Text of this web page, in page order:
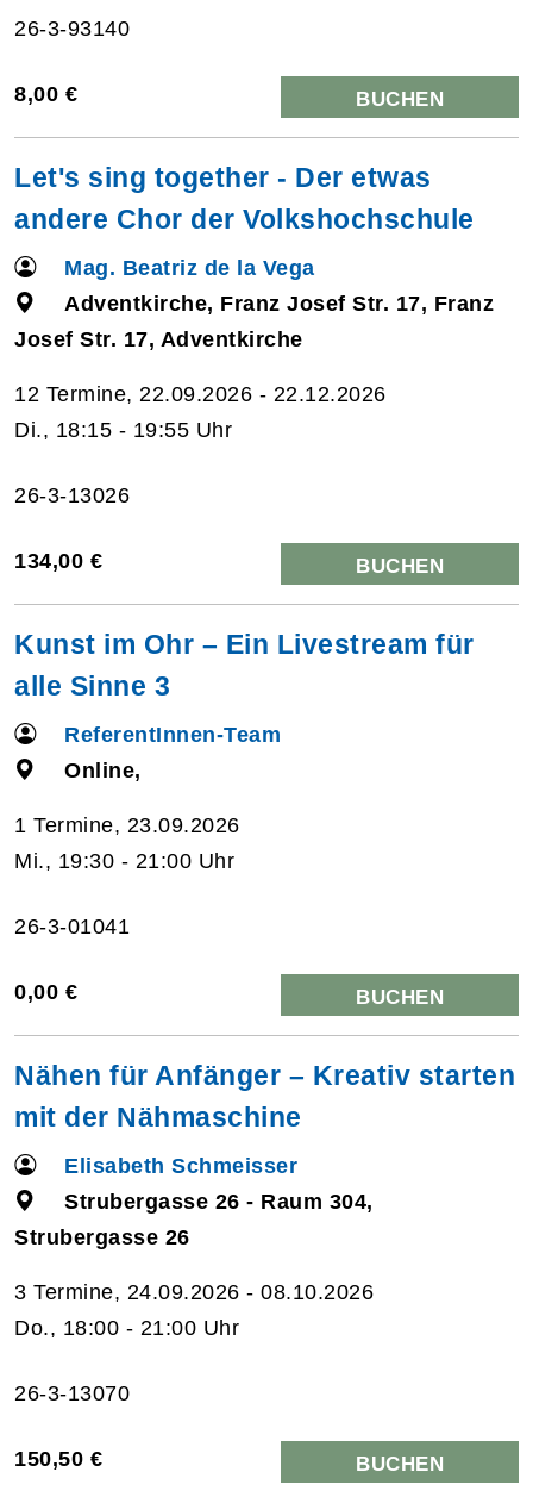
26-3-93140
8,00 € BUCHEN
Let's sing together - Der etwas
andere Chor der Volkshochschule
Mag. Beatriz de la Vega
Adventkirche, Franz Josef Str. 17, Franz
Josef Str. 17, Adventkirche
12 Termine, 22.09.2026 - 22.12.2026
Di., 18:15 - 19:55 Uhr
26-3-13026
134,00 € BUCHEN
Kunst im Ohr – Ein Livestream für
alle Sinne 3
ReferentInnen-Team
Online,
1 Termine, 23.09.2026
Mi., 19:30 - 21:00 Uhr
26-3-01041
0,00 € BUCHEN
Nähen für Anfänger – Kreativ starten
mit der Nähmaschine
Elisabeth Schmeisser
Strubergasse 26 - Raum 304,
Strubergasse 26
3 Termine, 24.09.2026 - 08.10.2026
Do., 18:00 - 21:00 Uhr
26-3-13070
150,50 € BUCHEN